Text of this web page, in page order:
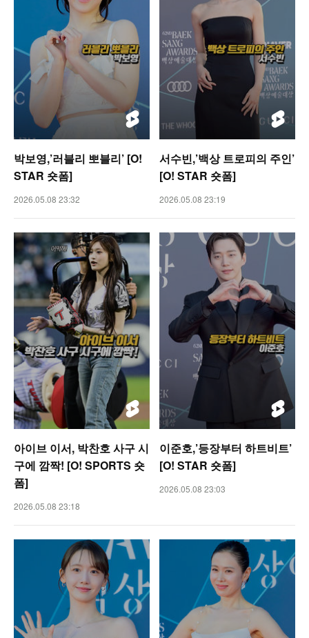
박보영,’러블리 뽀블리’ [O!
STAR 숏폼]
2026.05.08 23:32
서수빈,’백상 트로피의 주인’
[O! STAR 숏폼]
2026.05.08 23:19
아이브 이서, 박찬호 사구 시
구에 깜짝! [O! SPORTS 숏
폼]
2026.05.08 23:18
이준호,’등장부터 하트비트’
[O! STAR 숏폼]
2026.05.08 23:03